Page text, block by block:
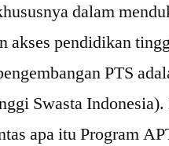
dalam
akses pendidikan
PTS
Swasta
apa itu Program